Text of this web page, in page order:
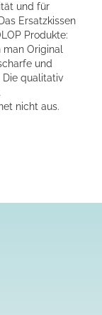
und für
Ersatzkissen
Produkte:
Original
und
qualitativ
nicht aus.